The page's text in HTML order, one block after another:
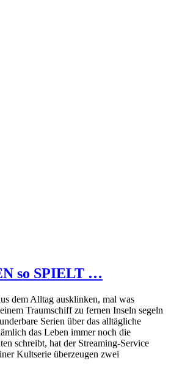
so SPIELT …
dem Alltag ausklinken, mal was
Traumschiff zu fernen Inseln segeln
Serien über das alltägliche
das Leben immer noch die
schreibt, hat der Streaming-Service
Kultserie überzeugen zwei